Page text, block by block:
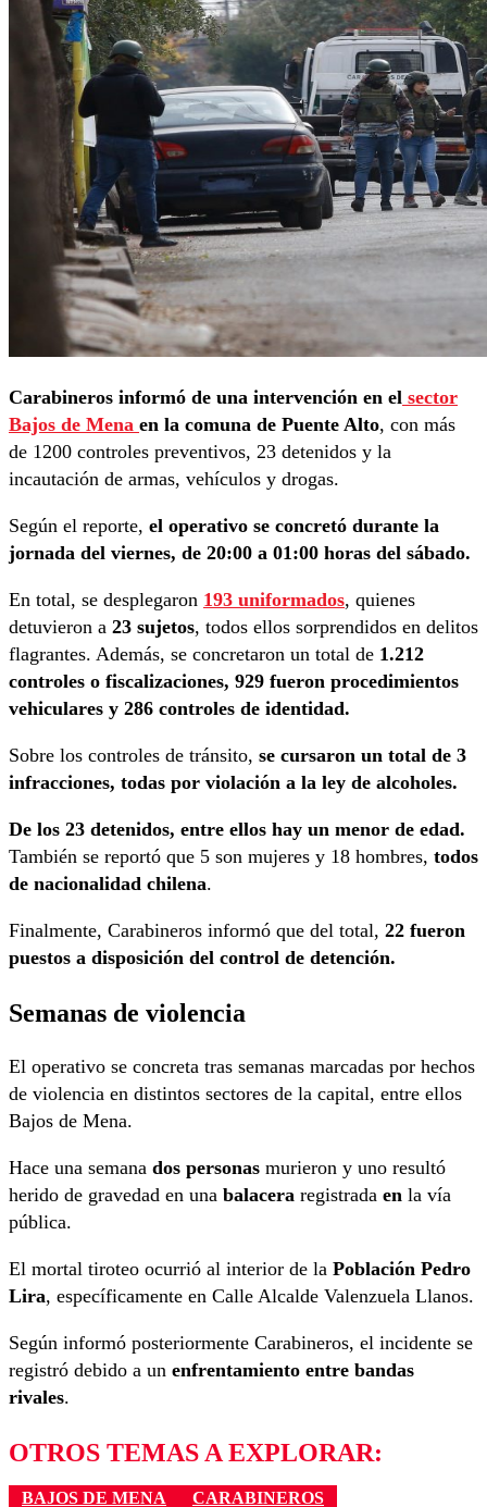
Carabineros informó de una intervención en el sector
Bajos de Mena en la comuna de Puente Alto, con más
de 1200 controles preventivos, 23 detenidos y la
incautación de armas, vehículos y drogas.
Según el reporte, el operativo se concretó durante la
jornada del viernes, de 20:00 a 01:00 horas del sábado.
En total, se desplegaron 193 uniformados, quienes
detuvieron a 23 sujetos, todos ellos sorprendidos en delitos
flagrantes. Además, se concretaron un total de 1.212
controles o fiscalizaciones, 929 fueron procedimientos
vehiculares y 286 controles de identidad.
Sobre los controles de tránsito, se cursaron un total de 3
infracciones, todas por violación a la ley de alcoholes.
De los 23 detenidos, entre ellos hay un menor de edad.
También se reportó que 5 son mujeres y 18 hombres, todos
de nacionalidad chilena.
Finalmente, Carabineros informó que del total, 22 fueron
puestos a disposición del control de detención.
Semanas de violencia
El operativo se concreta tras semanas marcadas por hechos
de violencia en distintos sectores de la capital, entre ellos
Bajos de Mena.
Hace una semana dos personas murieron y uno resultó
herido de gravedad en una balacera registrada en la vía
pública.
El mortal tiroteo ocurrió al interior de la Población Pedro
Lira, específicamente en Calle Alcalde Valenzuela Llanos.
Según informó posteriormente Carabineros, el incidente se
registró debido a un enfrentamiento entre bandas
rivales.
OTROS TEMAS A EXPLORAR:
BAJOS DE MENA
CARABINEROS